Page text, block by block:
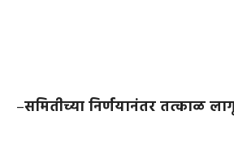
–समितीच्या निर्णयानंतर तत्काळ